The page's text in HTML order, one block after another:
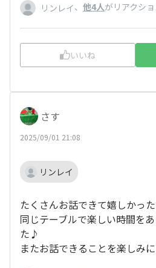
リンレイ、 他4人がリアクシ
いいね
さす
2025/09/01 21:08
リンレイ
たくさんお話できて嬉しかった
同じテーブルで楽しい時間を
た♪
またお話できることを楽しみ